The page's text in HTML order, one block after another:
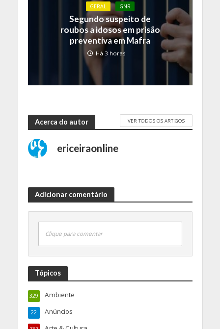
GERAL GNR
Segundo suspeito de
roubos a idosos em prisão
preventiva em Mafra
Há 3 horas
Acerca do autor VER TODOS OS ARTIGOS
ericeiraonline
Adicionar comentário
Clique para comentar
Tópicos
Ambiente
329
Anúncios
22